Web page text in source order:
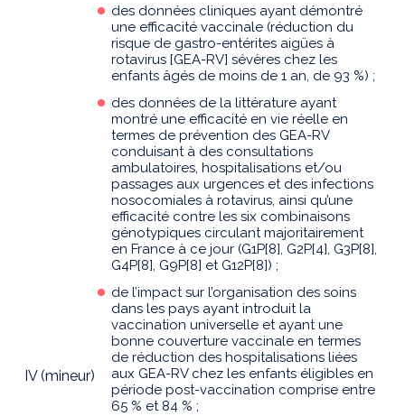
IV (mineur)
des données cliniques ayant démontré
une efficacité vaccinale (réduction du
risque de gastro-entérites aigües à
rotavirus [GEA-RV] sévères chez les
enfants âgés de moins de 1 an, de 93 %) ;
des données de la littérature ayant
montré une efficacité en vie réelle en
termes de prévention des GEA-RV
conduisant à des consultations
ambulatoires, hospitalisations et/ou
passages aux urgences et des infections
nosocomiales à rotavirus, ainsi qu’une
efficacité contre les six combinaisons
génotypiques circulant majoritairement
en France à ce jour (G1P[8], G2P[4], G3P[8],
G4P[8], G9P[8] et G12P[8]) ;
de l’impact sur l’organisation des soins
dans les pays ayant introduit la
vaccination universelle et ayant une
bonne couverture vaccinale en termes
de réduction des hospitalisations liées
aux GEA-RV chez les enfants éligibles en
période post-vaccination comprise entre
65 % et 84 % ;